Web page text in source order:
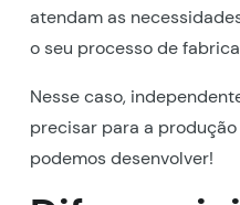
atendam as
o seu processo de
Nesse caso,
precisar para a
podemos desenvolver!